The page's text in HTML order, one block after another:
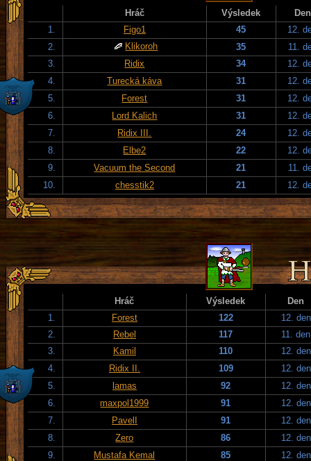
Hráč Výsledek
Den
1.
Figo1 45
12.
2.
Klikoroh 35
11.
3.
Ridix 34
12.
4.
Turecká káva 31
12.
5.
Forest 31
12.
6.
Lord Kalich 31
12.
7.
Ridix III. 24
12.
8.
Elbe2 22
12.
9.
Vacuum the Second 21
11.
10.
chesstik2 21 12.
Hráč Výsledek
Den
1.
Forest 122
12. den
2.
Rebel 117
11. den
3.
Kamil 110
12. den
4.
Ridix II. 109
12. den
5.
lamas 92
12. den
6.
maxpol1999 91
12. den
7.
PavelI 91
12. den
8.
Zero 86
12. den
9.
Mustafa Kemal 85
12. den